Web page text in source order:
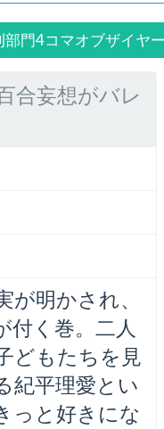
門4コマオブザイヤ
合妄想がバレ
明かされ、
付く巻。二人
どもたちを見
紀平理愛とい
っと好きにな